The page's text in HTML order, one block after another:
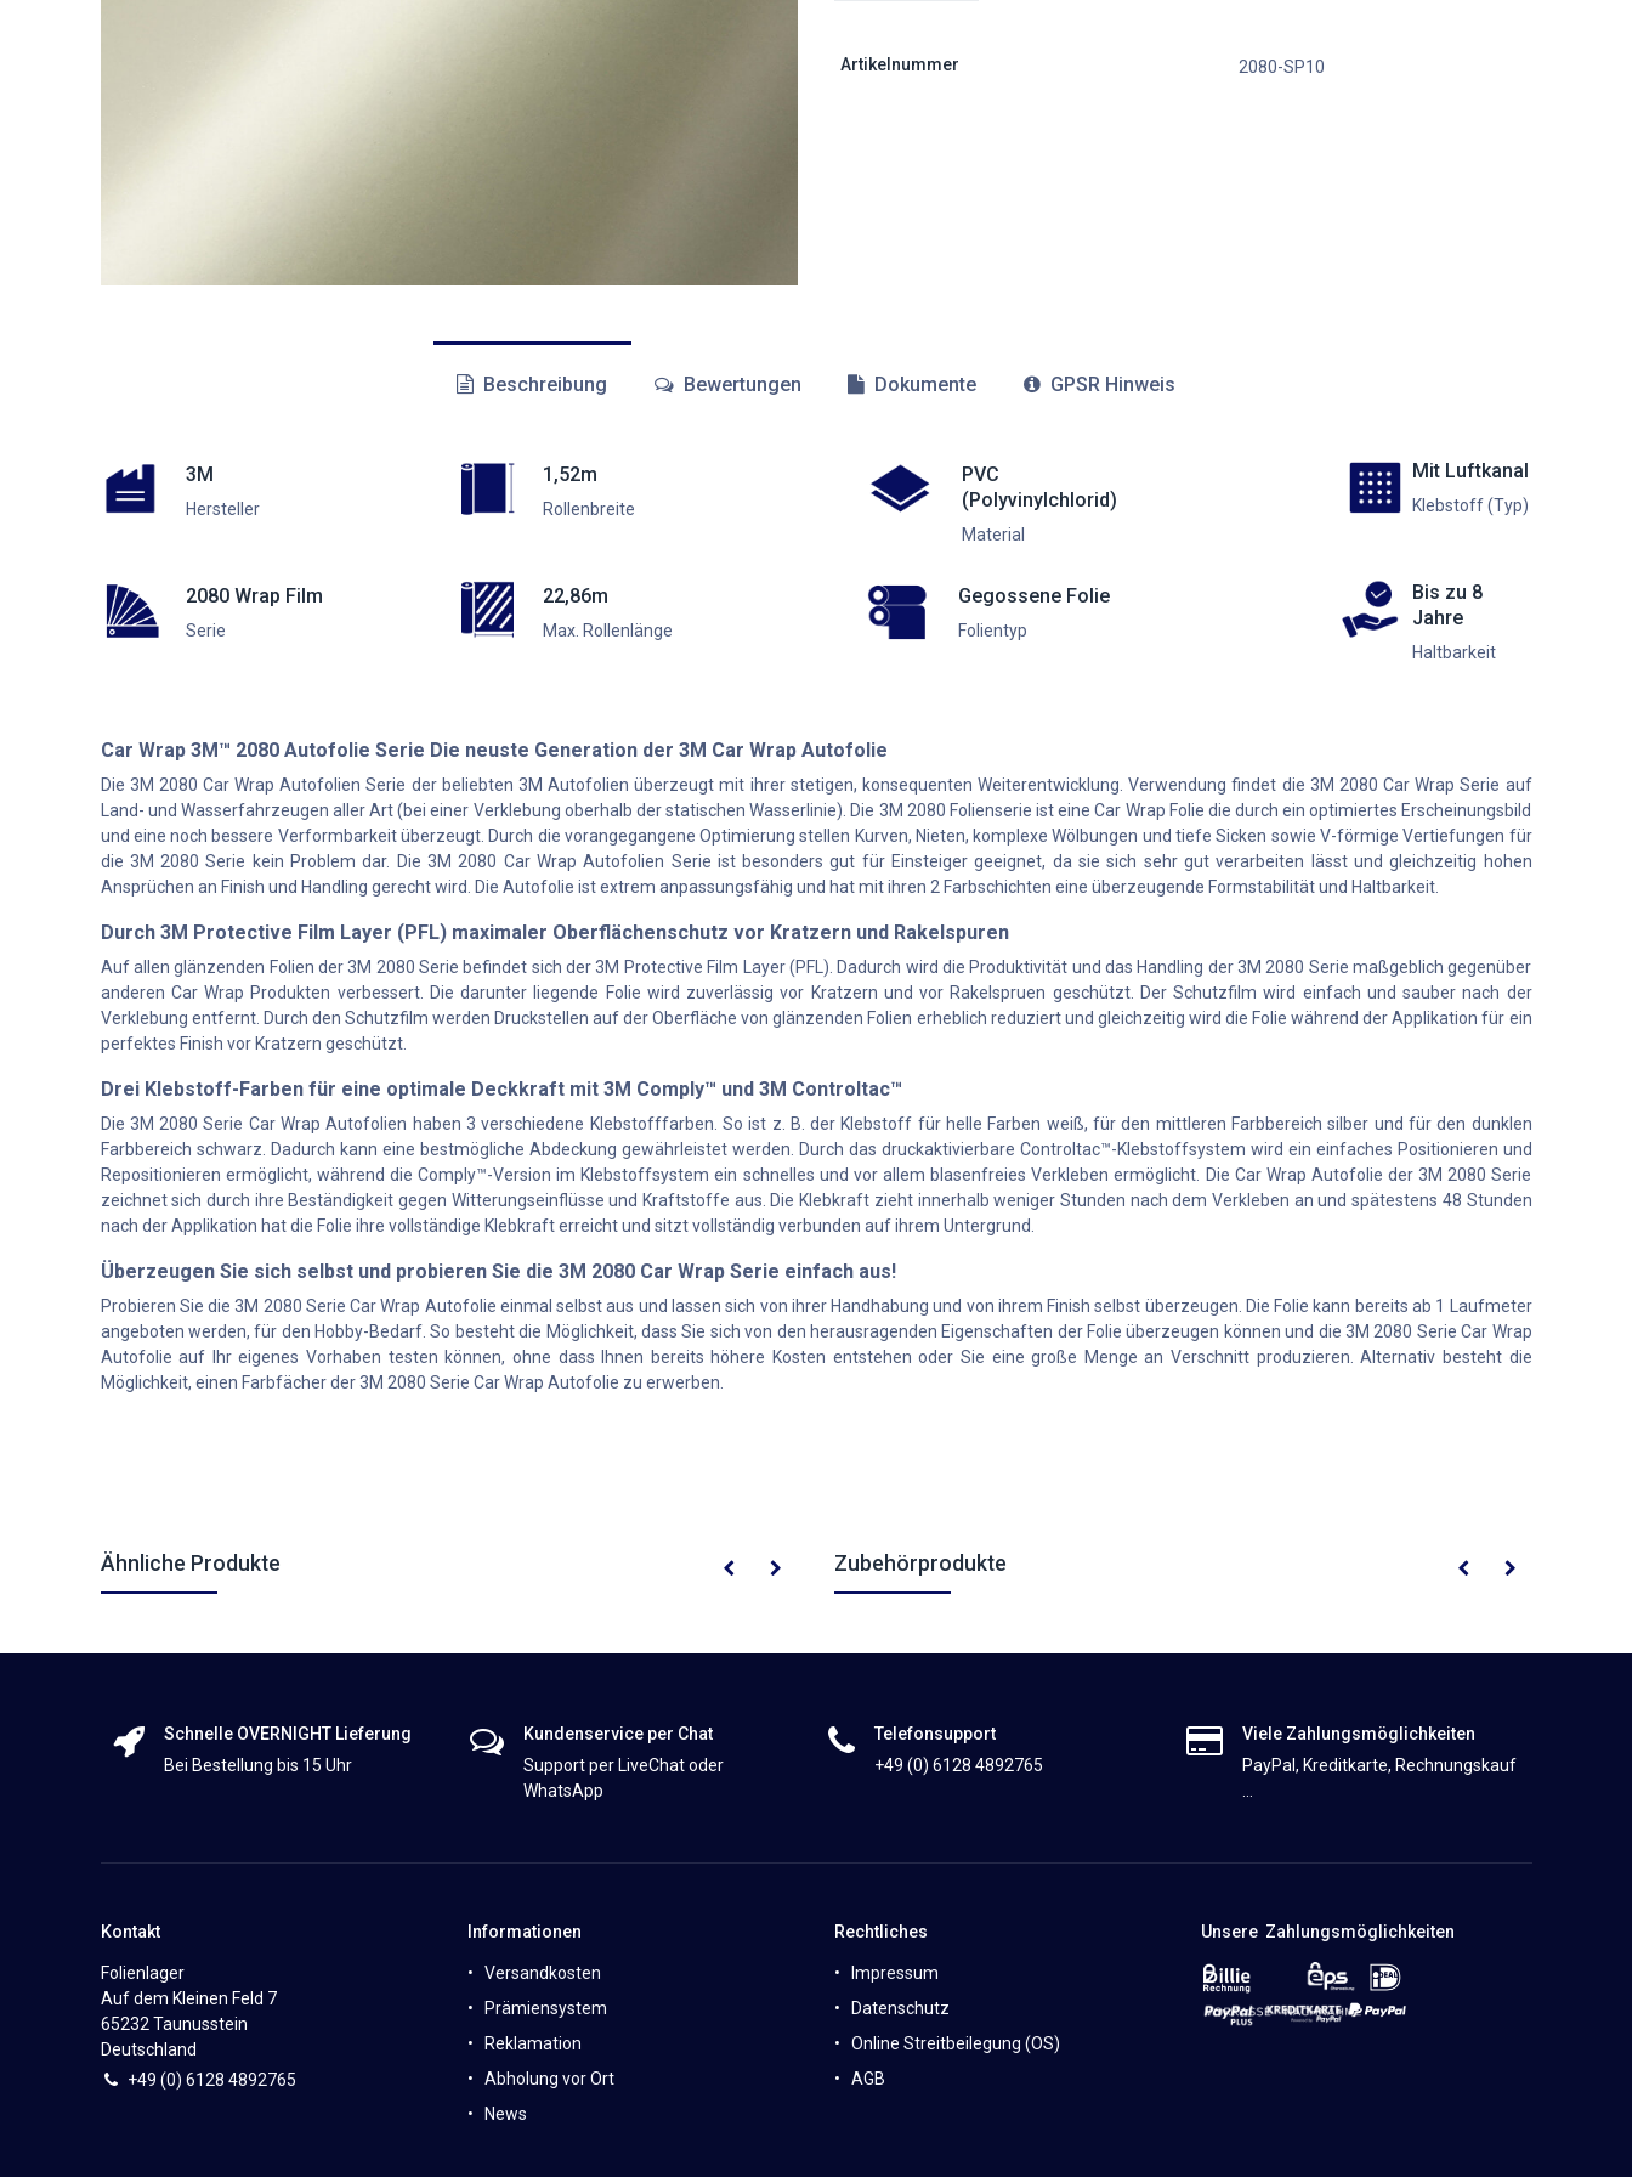
Artikelnummer 2080-SP10
Beschreibung Bewertungen Dokumente GPSR Hinweis
3M
Hersteller
2080 Wrap Film
Serie
1,52m
Rollenbreite
22,86m
Max. Rollenlänge
PVC
(Polyvinylchlorid)
Material
Gegossene Folie
Folientyp
Mit Luftkanal
Klebstoff (Typ)
Bis zu 8
Jahre
Haltbarkeit
Car Wrap 3M™ 2080 Autofolie Serie Die neuste Generation der 3M Car Wrap Autofolie
Die 3M 2080 Car Wrap Autofolien Serie der beliebten 3M Autofolien überzeugt mit ihrer stetigen, konsequenten Weiterentwicklung. Verwendung findet die 3M 2080 Car Wrap Serie auf
Land- und Wasserfahrzeugen aller Art (bei einer Verklebung oberhalb der statischen Wasserlinie). Die 3M 2080 Folienserie ist eine Car Wrap Folie die durch ein optimiertes Erscheinungsbild
und eine noch bessere Verformbarkeit überzeugt. Durch die vorangegangene Optimierung stellen Kurven, Nieten, komplexe Wölbungen und tiefe Sicken sowie V-förmige Vertiefungen für
die 3M 2080 Serie kein Problem dar. Die 3M 2080 Car Wrap Autofolien Serie ist besonders gut für Einsteiger geeignet, da sie sich sehr gut verarbeiten lässt und gleichzeitig hohen
Ansprüchen an Finish und Handling gerecht wird. Die Autofolie ist extrem anpassungsfähig und hat mit ihren 2 Farbschichten eine überzeugende Formstabilität und Haltbarkeit.
Durch 3M Protective Film Layer (PFL) maximaler Oberflächenschutz vor Kratzern und Rakelspuren
Auf allen glänzenden Folien der 3M 2080 Serie befindet sich der 3M Protective Film Layer (PFL). Dadurch wird die Produktivität und das Handling der 3M 2080 Serie maßgeblich gegenüber
anderen Car Wrap Produkten verbessert. Die darunter liegende Folie wird zuverlässig vor Kratzern und vor Rakelspruen geschützt. Der Schutzfilm wird einfach und sauber nach der
Verklebung entfernt. Durch den Schutzfilm werden Druckstellen auf der Oberfläche von glänzenden Folien erheblich reduziert und gleichzeitig wird die Folie während der Applikation für ein
perfektes Finish vor Kratzern geschützt.
Drei Klebstoff-Farben für eine optimale Deckkraft mit 3M Comply™ und 3M Controltac™
Die 3M 2080 Serie Car Wrap Autofolien haben 3 verschiedene Klebstofffarben. So ist z. B. der Klebstoff für helle Farben weiß, für den mittleren Farbbereich silber und für den dunklen
Farbbereich schwarz. Dadurch kann eine bestmögliche Abdeckung gewährleistet werden. Durch das druckaktivierbare Controltac™-Klebstoffsystem wird ein einfaches Positionieren und
Repositionieren ermöglicht, während die Comply™-Version im Klebstoffsystem ein schnelles und vor allem blasenfreies Verkleben ermöglicht. Die Car Wrap Autofolie der 3M 2080 Serie
zeichnet sich durch ihre Beständigkeit gegen Witterungseinflüsse und Kraftstoffe aus. Die Klebkraft zieht innerhalb weniger Stunden nach dem Verkleben an und spätestens 48 Stunden
nach der Applikation hat die Folie ihre vollständige Klebkraft erreicht und sitzt vollständig verbunden auf ihrem Untergrund.
Überzeugen Sie sich selbst und probieren Sie die 3M 2080 Car Wrap Serie einfach aus!
Probieren Sie die 3M 2080 Serie Car Wrap Autofolie einmal selbst aus und lassen sich von ihrer Handhabung und von ihrem Finish selbst überzeugen. Die Folie kann bereits ab 1 Laufmeter
angeboten werden, für den Hobby-Bedarf. So besteht die Möglichkeit, dass Sie sich von den herausragenden Eigenschaften der Folie überzeugen können und die 3M 2080 Serie Car Wrap
Autofolie auf Ihr eigenes Vorhaben testen können, ohne dass Ihnen bereits höhere Kosten entstehen oder Sie eine große Menge an Verschnitt produzieren. Alternativ besteht die
Möglichkeit, einen Farbfächer der 3M 2080 Serie Car Wrap Autofolie zu erwerben.
Ähnliche Produkte Zubehörprodukte
Schnelle OVERNIGHT Lieferung
Bei Bestellung bis 15 Uhr
Kundenservice per Chat
Support per LiveChat oder
WhatsApp
Telefonsupport
+49 (0) 6128 4892765
Viele Zahlungsmöglichkeiten
PayPal, Kreditkarte, Rechnungskauf
...
Kontakt
Folienlager
Auf dem Kleinen Feld 7
65232 Taunusstein
Deutschland
+49 (0) 6128 4892765
Informationen
Versandkosten
Prämiensystem
Reklamation
Abholung vor Ort
News
Rechtliches
Impressum
Datenschutz
Online Streitbeilegung (OS)
AGB
Unsere Zahlungsmöglichkeiten